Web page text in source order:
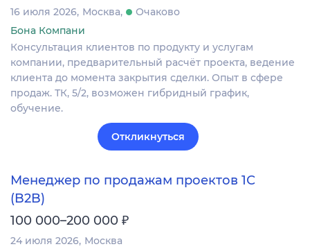
16 июля 2026 Москва
Очаково
Бона Компани
Консультация клиентов по продукту и услугам
компании, предварительный расчёт проекта, ведение
клиента до момента закрытия сделки. Опыт в сфере
продаж. ТК, 5/2, возможен гибридный график,
обучение.
Откликнуться
Менеджер по продажам проектов 1С
(B2B)
100 000–200 000 ₽
24 июля 2026 Москва